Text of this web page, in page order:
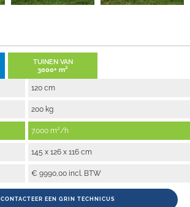
TUINEN VAN
3000+ m²
120 cm
200 kg
7.000 m²/h
145 x 126 x 116 cm
€ 9990,00 incl. BTW
CONTACTEER EEN GRIN TECHNICUS